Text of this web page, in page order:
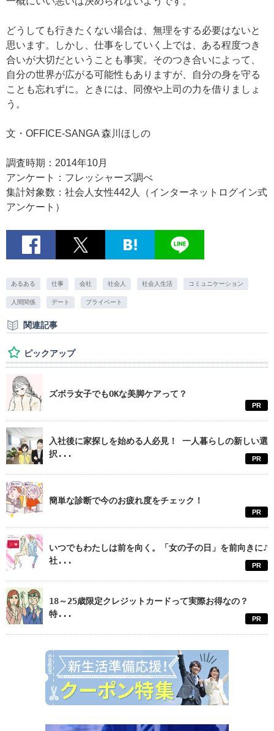
どうしても行きたくない場合は、無理をする必要はないと
思います。しかし、仕事をしていく上では、ある程度つき
合いが大切だということも事実。そのつき合いによって、
自分の世界が広がる可能性もありますが、自分の身を守る
ことも忘れずに。ときには、同僚や上司の力を借りましょ
う。
文・OFFICE-SANGA 森川ほしの
調査時期：2014年10月
アンケート：フレッシャーズ調べ
集計対象数：社会人女性442人（インターネットログイン式
アンケート）
あるある 仕事 会社 社会人 社会人生活 コミュニケーション
人間関係 デート プライベート
関連記事
ピックアップ
ズボラ女子でもOKな美脚ケアって？
PR
入社後に家探しを始める人必見！ 一人暮らしの新しい選
択...
PR
簡単な診断で今のお疲れ度をチェック！
PR
いつでもわたしは前を向く。「女の子の日」を前向きに♪
社...
PR
18～25歳限定クレジットカードって実際お得なの？
特...
PR